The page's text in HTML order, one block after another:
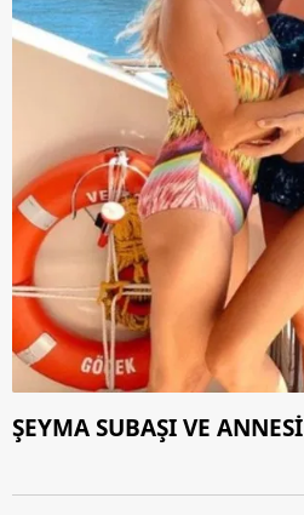
ŞEYMA SUBAŞI VE ANNESİ